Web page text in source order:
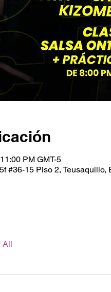
PM GMT-5
#36-15 Piso 2, Teusaquillo,
All